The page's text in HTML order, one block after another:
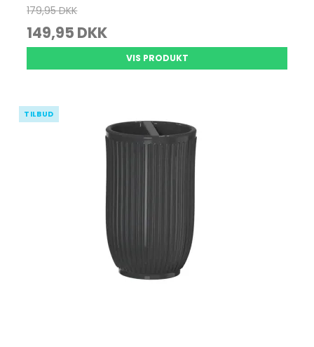
179,95 DKK
149,95 DKK
VIS PRODUKT
TILBUD